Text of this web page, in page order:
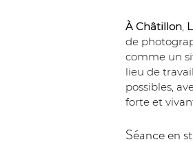
À Châtillon,
de
comme un
lieu de
possibles,
forte et
Séance en